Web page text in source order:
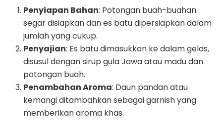
Penyiapan Bahan: Potongan buah-buahan
segar disiapkan dan es batu dipersiapkan dalam
jumlah yang cukup.
Penyajian: Es batu dimasukkan ke dalam gelas,
disusul dengan sirup gula Jawa atau madu dan
potongan buah.
Penambahan Aroma: Daun pandan atau
kemangi ditambahkan sebagai garnish yang
memberikan aroma khas.